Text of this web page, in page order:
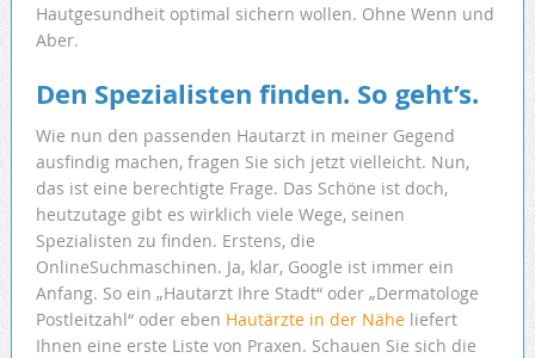
Hautgesundheit optimal sichern wollen. Ohne Wenn und
Aber.
Den Spezialisten finden. So geht’s.
Wie nun den passenden Hautarzt in meiner Gegend
ausfindig machen, fragen Sie sich jetzt vielleicht. Nun,
das ist eine berechtigte Frage. Das Schöne ist doch,
heutzutage gibt es wirklich viele Wege, seinen
Spezialisten zu finden. Erstens, die
OnlineSuchmaschinen. Ja, klar, Google ist immer ein
Anfang. So ein „Hautarzt Ihre Stadt“ oder „Dermatologe
Postleitzahl“ oder eben Hautärzte in der Näheliefert
Ihnen eine erste Liste von Praxen. Schauen Sie sich die